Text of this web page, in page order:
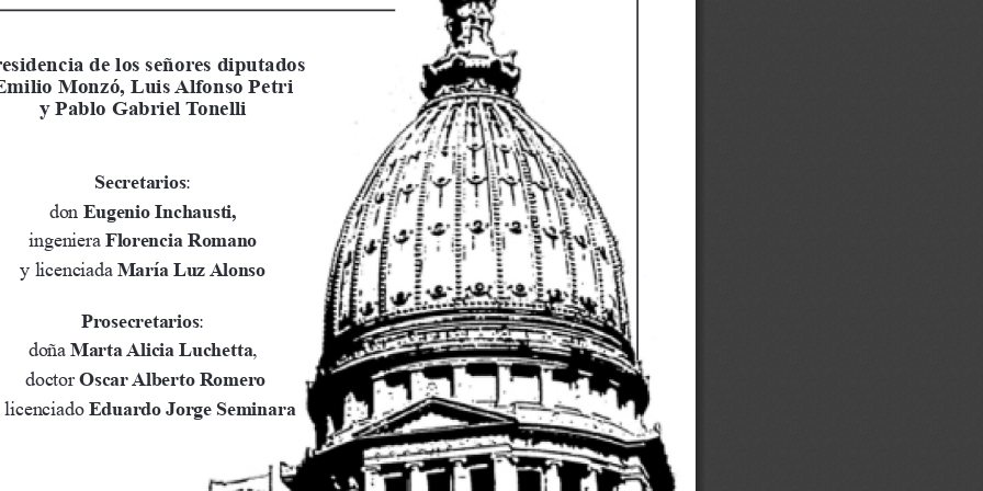
de los señores diputados
Monzó, Luis Alfonso Petri
y Pablo Gabriel Tonelli
Secretarios:
don Eugenio Inchausti,
ingeniera Florencia Romano
y licenciada María Luz Alonso
Prosecretarios:
doña Marta Alicia Luchetta,
doctor Oscar Alberto Romero
licenciado Eduardo Jorge Seminara